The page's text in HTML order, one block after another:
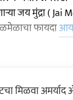
जय मुंद्रा ( Jai
फायदा
मिळवा